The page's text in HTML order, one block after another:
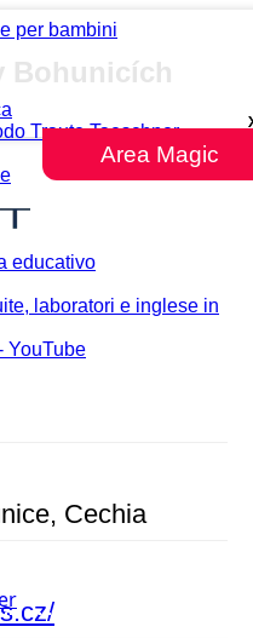
Traute Taeschner
educativo
laboratori e inglese in
YouTube
Area Magic
Bohunicích
Cechia